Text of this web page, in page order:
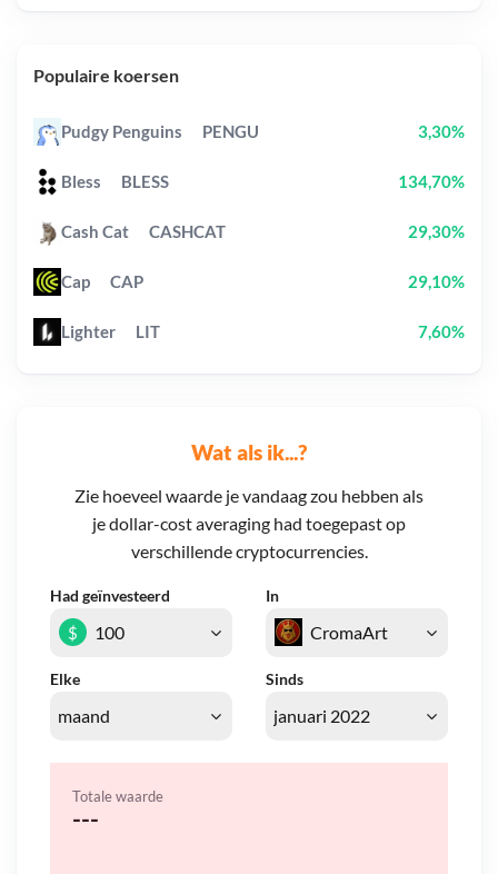
Wat als ik...?
Zie hoeveel waarde je vandaag zou hebben als
je dollar-cost averaging had toegepast op
verschillende cryptocurrencies.
Had geïnvesteerd In
Elke Sinds
$
Totale waarde
---
Populaire koersen
Pudgy Penguins PENGU 3,30%
Bless BLESS 134,70%
Cash Cat CASHCAT 29,30%
Cap CAP 29,10%
Lighter LIT 7,60%